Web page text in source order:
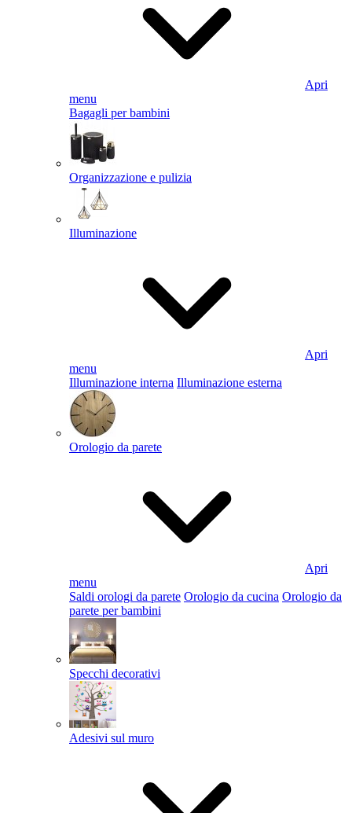
Apri
menu
Bagagli per bambini
Organizzazione e pulizia
Illuminazione
Apri
menu
Illuminazione interna Illuminazione esterna
Orologio da parete
Apri
menu
Saldi orologi da parete Orologio da cucina Orologio da
parete per bambini
Specchi decorativi
Adesivi sul muro